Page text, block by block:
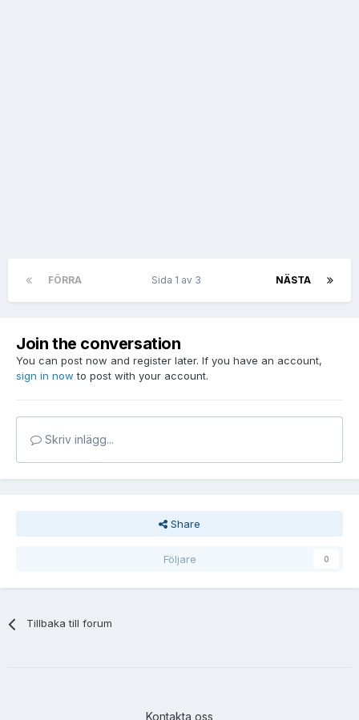
FÖRRA NÄSTA
Sida 1 av 3
Join the conversation
You can post now and register later. If you have an account,
sign in now to post with your account.
Skriv inlägg...
Share
Följare 0
Tillbaka till forum
Kontakta oss